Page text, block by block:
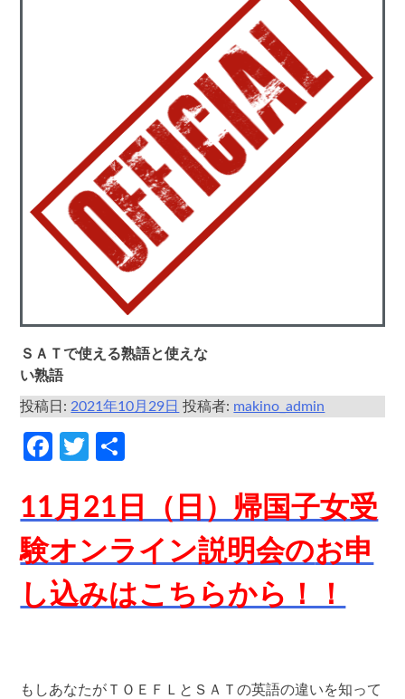
ＳＡＴで使える熟語と使えな
い熟語
投稿日:2021年10月29日 投稿者: makino_admin
Facebook
Twitter
11月21日（日）帰国子女受
験オンライン説明会のお申
し込みはこちらから！！
もしあなたがＴＯＥＦＬとＳＡＴの英語の違いを知って